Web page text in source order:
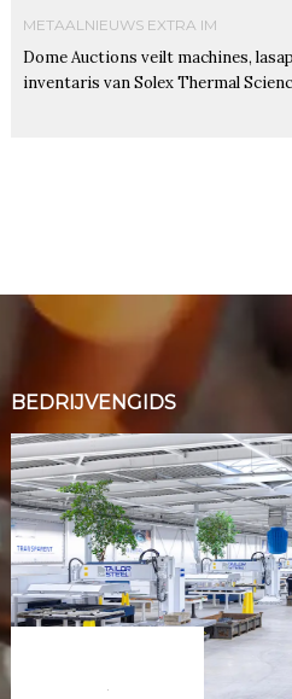
METAALNIEUWS EXTRA IM
Dome Auctions veilt machines,
inventaris van Solex Thermal
BEDRIJVENGIDS